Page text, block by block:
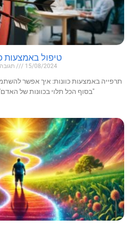
טיפול באמצעות
15/08/2024
תרפייה באמצעות כוונות: איך אפשר
"בסוף הכל תלוי בכוונות של